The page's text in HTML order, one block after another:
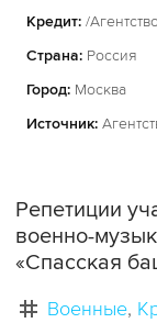
Кредит: /
Страна: Россия
Город: Москва
Источник:
Репетиции
военно-
«Спасская
Военные